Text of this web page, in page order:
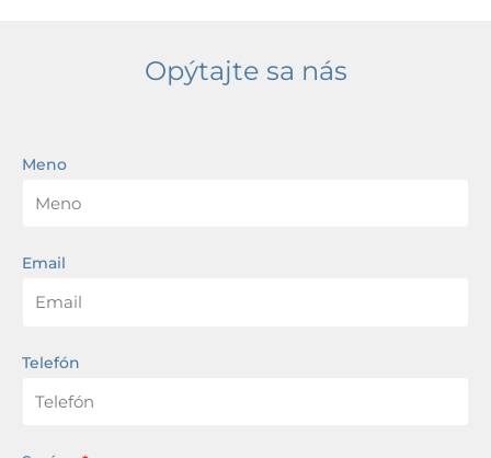
Opýtajte sa nás
Meno
Email
Telefón